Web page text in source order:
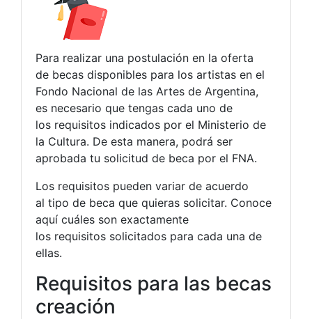
Para realizar una postulación en la oferta
de becas disponibles para los artistas en el
Fondo Nacional de las Artes de Argentina,
es necesario que tengas cada uno de
los requisitos indicados por el Ministerio de
la Cultura. De esta manera, podrá ser
aprobada tu solicitud de beca por el FNA.
Los requisitos pueden variar de acuerdo
al tipo de beca que quieras solicitar. Conoce
aquí cuáles son exactamente
los requisitos solicitados para cada una de
ellas.
Requisitos para las becas
creación